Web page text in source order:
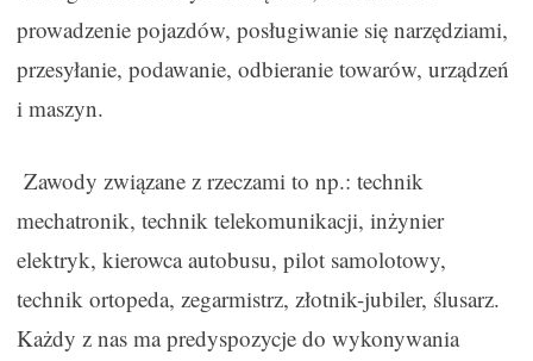
prowadzenie pojazdów, posługiwanie się narzędziami,
przesyłanie, podawanie, odbieranie towarów, urządzeń
i maszyn.
Zawody związane z rzeczami to np.: technik
mechatronik, technik telekomunikacji, inżynier
elektryk, kierowca autobusu, pilot samolotowy,
technik ortopeda, zegarmistrz, złotnik-jubiler, ślusarz.
Każdy z nas ma predyspozycje do wykonywania